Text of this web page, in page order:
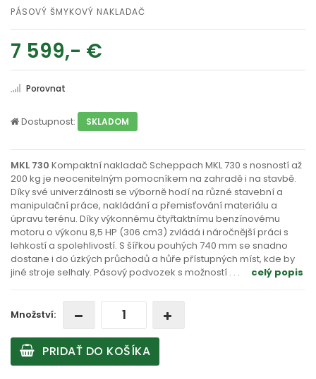
PÁSOVÝ ŠMYKOVÝ NAKLADAČ
7 599,- €
Porovnat
Dostupnost: SKLADOM
MKL 730 Kompaktní nakladač Scheppach MKL 730 s nosností až
200 kg je neocenitelným pomocníkem na zahradě i na stavbě.
Díky své univerzálnosti se výborně hodí na různé stavební a
manipulační práce, nakládání a přemisťování materiálu a
úpravu terénu. Díky výkonnému čtyřtaktnímu benzínovému
motoru o výkonu 8,5 HP (306 cm3) zvládá i náročnější práci s
lehkostí a spolehlivostí. S šířkou pouhých 740 mm se snadno
dostane i do úzkých průchodů a hůře přístupných míst, kde by
jiné stroje selhaly. Pásový podvozek s možností . . . celý popis
Množství:
PRIDAŤ DO KOŠÍKA